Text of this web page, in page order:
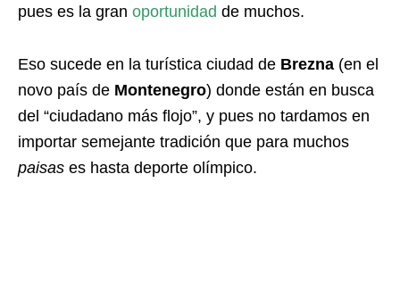
pues es la gran oportunidad de muchos.
Eso sucede en la turística ciudad de Brezna (en el
novo país de Montenegro) donde están en busca
del “ciudadano más flojo”, y pues no tardamos en
importar semejante tradición que para muchos
paisas es hasta deporte olímpico.